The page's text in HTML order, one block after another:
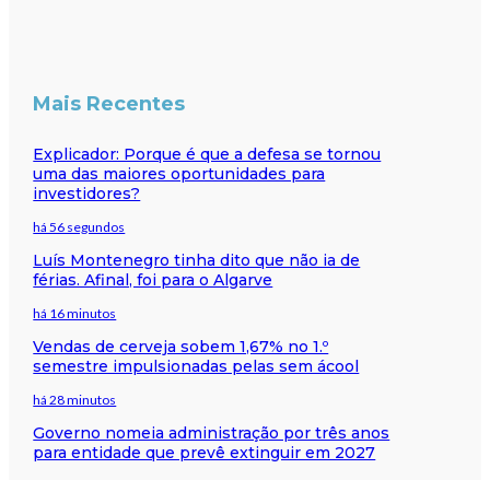
Mais Recentes
Explicador: Porque é que a defesa se tornou
uma das maiores oportunidades para
investidores?
há 56 segundos
Luís Montenegro tinha dito que não ia de
férias. Afinal, foi para o Algarve
há 16 minutos
Vendas de cerveja sobem 1,67% no 1.º
semestre impulsionadas pelas sem ácool
há 28 minutos
Governo nomeia administração por três anos
para entidade que prevê extinguir em 2027